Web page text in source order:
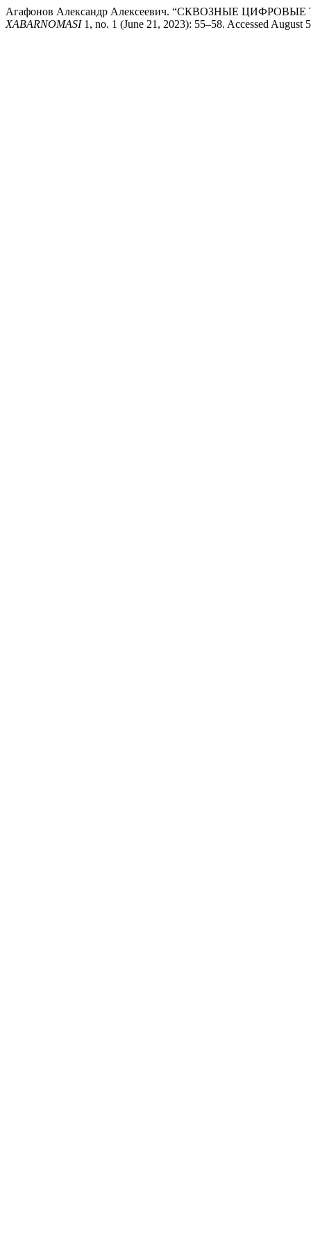
Агафонов Александр Алексеевич. “СКВОЗНЫЕ
XABARNOMASI1, no. 1 (June 21, 2023): 55–58. Accessed